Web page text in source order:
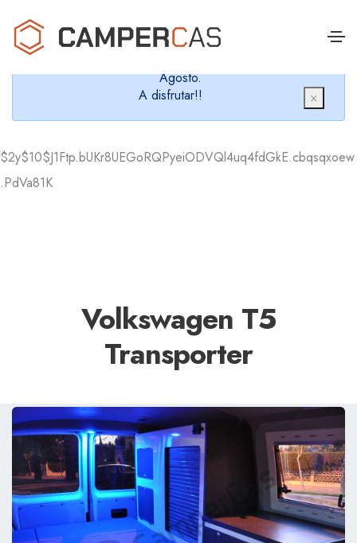
Cerramos en verano, que nos queremos dar un
chapuzón y refrescarnos.
Agosto.
A disfrutar!!
×
$2y$10$J1Ftp.bUKr8UEGoRQPyeiODVQl4uq4fdGkE.cbqsqxoew
.PdVa81K
Volkswagen T5
Transporter